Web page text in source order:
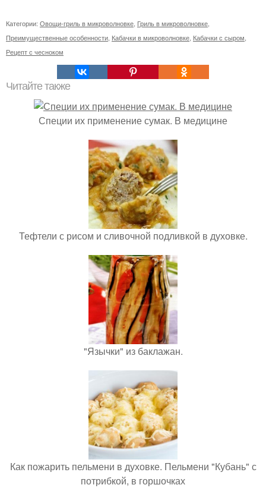
Категории: Овощи-гриль в микроволновке Гриль в микроволновке
Преимущественные особенности Кабачки в микроволновке Кабачки с сыром
Рецепт с чесноком
Читайте также
Специи их применение сумак. В медицине
Тефтели с рисом и сливочной подливкой в духовке.
"Язычки" из баклажан.
Как пожарить пельмени в духовке. Пельмени "Кубань" с
потрибкой, в горшочках